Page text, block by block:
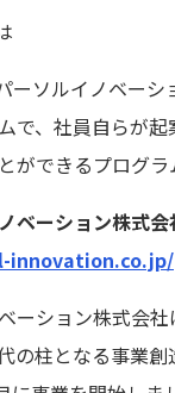
ーソルイノベー
で、社員自らが
ができるプログラ
ベーション株式会
innovation.co.jp/
ーション株式会
の柱となる事業創